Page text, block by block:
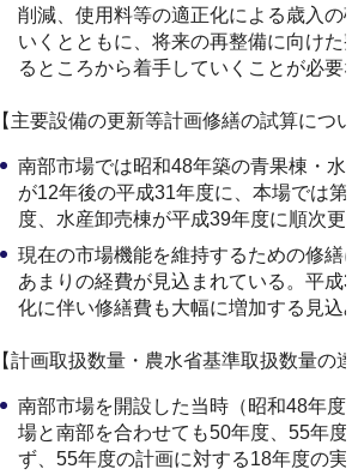
削減、使用料等の適正化による歳入の
いくとともに、将来の再整備に向けた
るところから着手していくことが必要
【主要設備の更新等計画修繕の試算につ
南部市場では昭和48年築の青果棟・水
が12年後の平成31年度に、本場では第
度、水産卸売棟が平成39年度に順次更
現在の市場機能を維持するための修繕
あまりの経費が見込まれている。平成
化に伴い修繕費も大幅に増加する見込
【計画取扱数量・農水省基準取扱数量の
南部市場を開設した当時（昭和48年度
場と南部を合わせても50年度、55年度
ず、55年度の計画に対する18年度の実